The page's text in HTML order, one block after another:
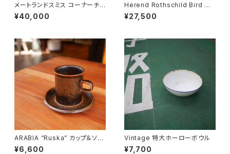
メートランドスミス コーナーチェ
ア
¥40,000
Herend Rothschild Bird ミ
ニティーポット
¥27,500
ARABIA “Ruska” カップ＆ソー
サー
¥6,600
Vintage 特大ホーローボウル
¥7,700